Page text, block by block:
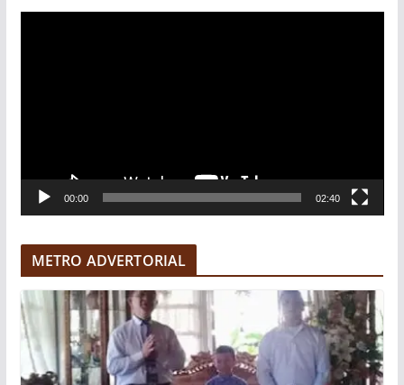
V
e
00:00 02:40
METRO ADVERTORIAL